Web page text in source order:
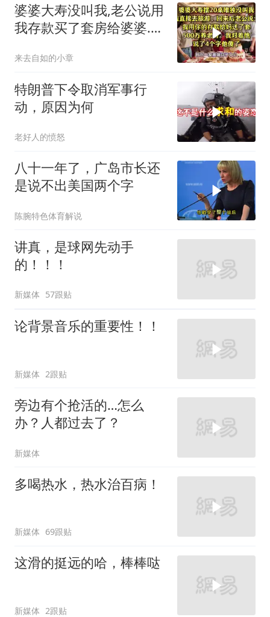
婆婆大寿没叫我,老公说用
我存款买了套房给婆婆.我
来去自如的小章
特朗普下令取消军事行
动，原因为何
老好人的愤怒
八十一年了，广岛市长还
是说不出美国两个字
陈腕特色体育解说
讲真，是球网先动手
的！！！
新媒体 57跟贴
论背景音乐的重要性！！
新媒体 2跟贴
旁边有个抢活的…怎么
办？人都过去了？
新媒体
多喝热水，热水治百病！
新媒体 69跟贴
这滑的挺远的哈，棒棒哒
新媒体 2跟贴